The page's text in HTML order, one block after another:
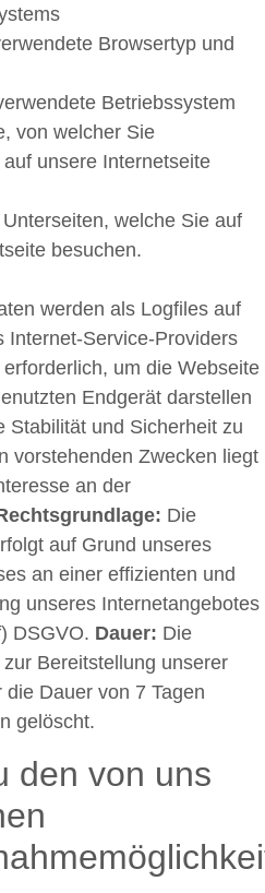
Browsertyp und
Betriebssystem
von welcher Sie
unsere Internetseite
welche Sie auf
besuchen.
werden als Logfiles auf
Internet-Service-Providers
um die Webseite
Endgerät darstellen
Stabilität und Sicherheit zu
vorstehenden Zwecken liegt
an der
Die
auf Grund unseres
an einer effizienten und
unseres Internetangebotes
DSGVO. Dauer: Die
Bereitstellung unserer
Dauer von 7 Tagen
gelöscht.
den von uns